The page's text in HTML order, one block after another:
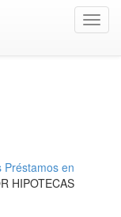
Préstamos en
HIPOTECAS